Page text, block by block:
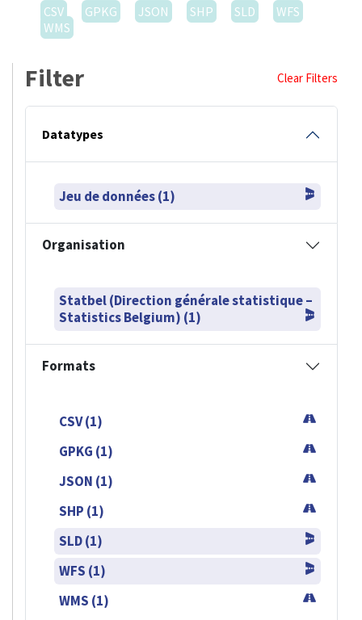
CSV
GPKG JSON SHP SLD
WFS
WMS
Filter Clear Filters
Datatypes
Jeu de données (1)
Organisation
Statbel (Direction générale statistique –
Statistics Belgium) (1)
Formats
CSV (1)
GPKG (1)
JSON (1)
SHP (1)
SLD (1)
WFS (1)
WMS (1)